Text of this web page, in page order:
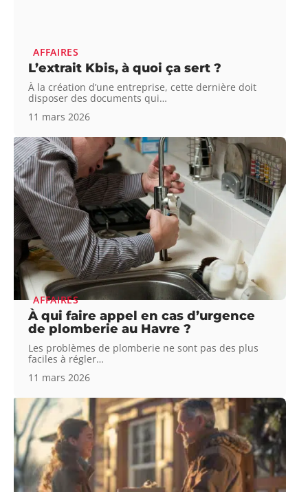
AFFAIRES
L’extrait Kbis, à quoi ça sert ?
À la création d’une entreprise, cette dernière doit
disposer des documents qui…
11 mars 2026
AFFAIRES
À qui faire appel en cas d’urgence
de plomberie au Havre ?
Les problèmes de plomberie ne sont pas des plus
faciles à régler…
11 mars 2026